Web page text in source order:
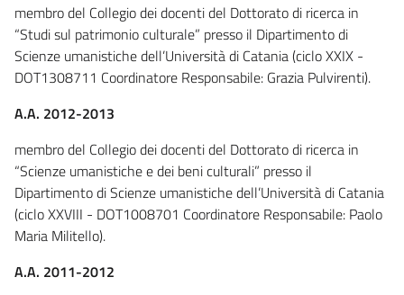
membro del Collegio dei docenti del Dottorato di ricerca in
“Studi sul patrimonio culturale” presso il Dipartimento di
Scienze umanistiche dell’Università di Catania (ciclo XXIX -
DOT1308711 Coordinatore Responsabile: Grazia Pulvirenti).
A.A. 2012-2013
membro del Collegio dei docenti del Dottorato di ricerca in
“Scienze umanistiche e dei beni culturali” presso il
Dipartimento di Scienze umanistiche dell’Università di Catania
(ciclo XXVIII - DOT1008701 Coordinatore Responsabile: Paolo
Maria Militello).
A.A. 2011-2012